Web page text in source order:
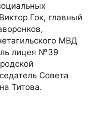
Гок, главный
МВД
лицея №39
Совета
Титова.